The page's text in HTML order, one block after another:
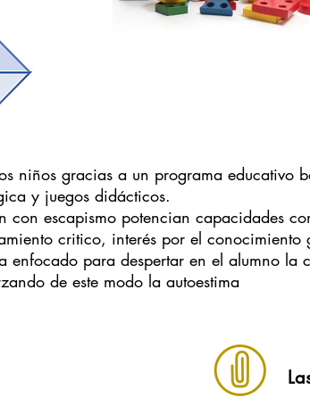
niños gracias a un programa educativo
y juegos didácticos.
con escapismo potencian capacidades
critico, interés por el conocimiento
enfocado para despertar en el alumno
de este modo la autoestima